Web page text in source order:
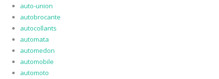
auto-union
autobrocante
autocollants
automata
automedon
automobile
automoto